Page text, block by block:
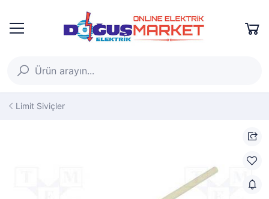
Limit Siviçler